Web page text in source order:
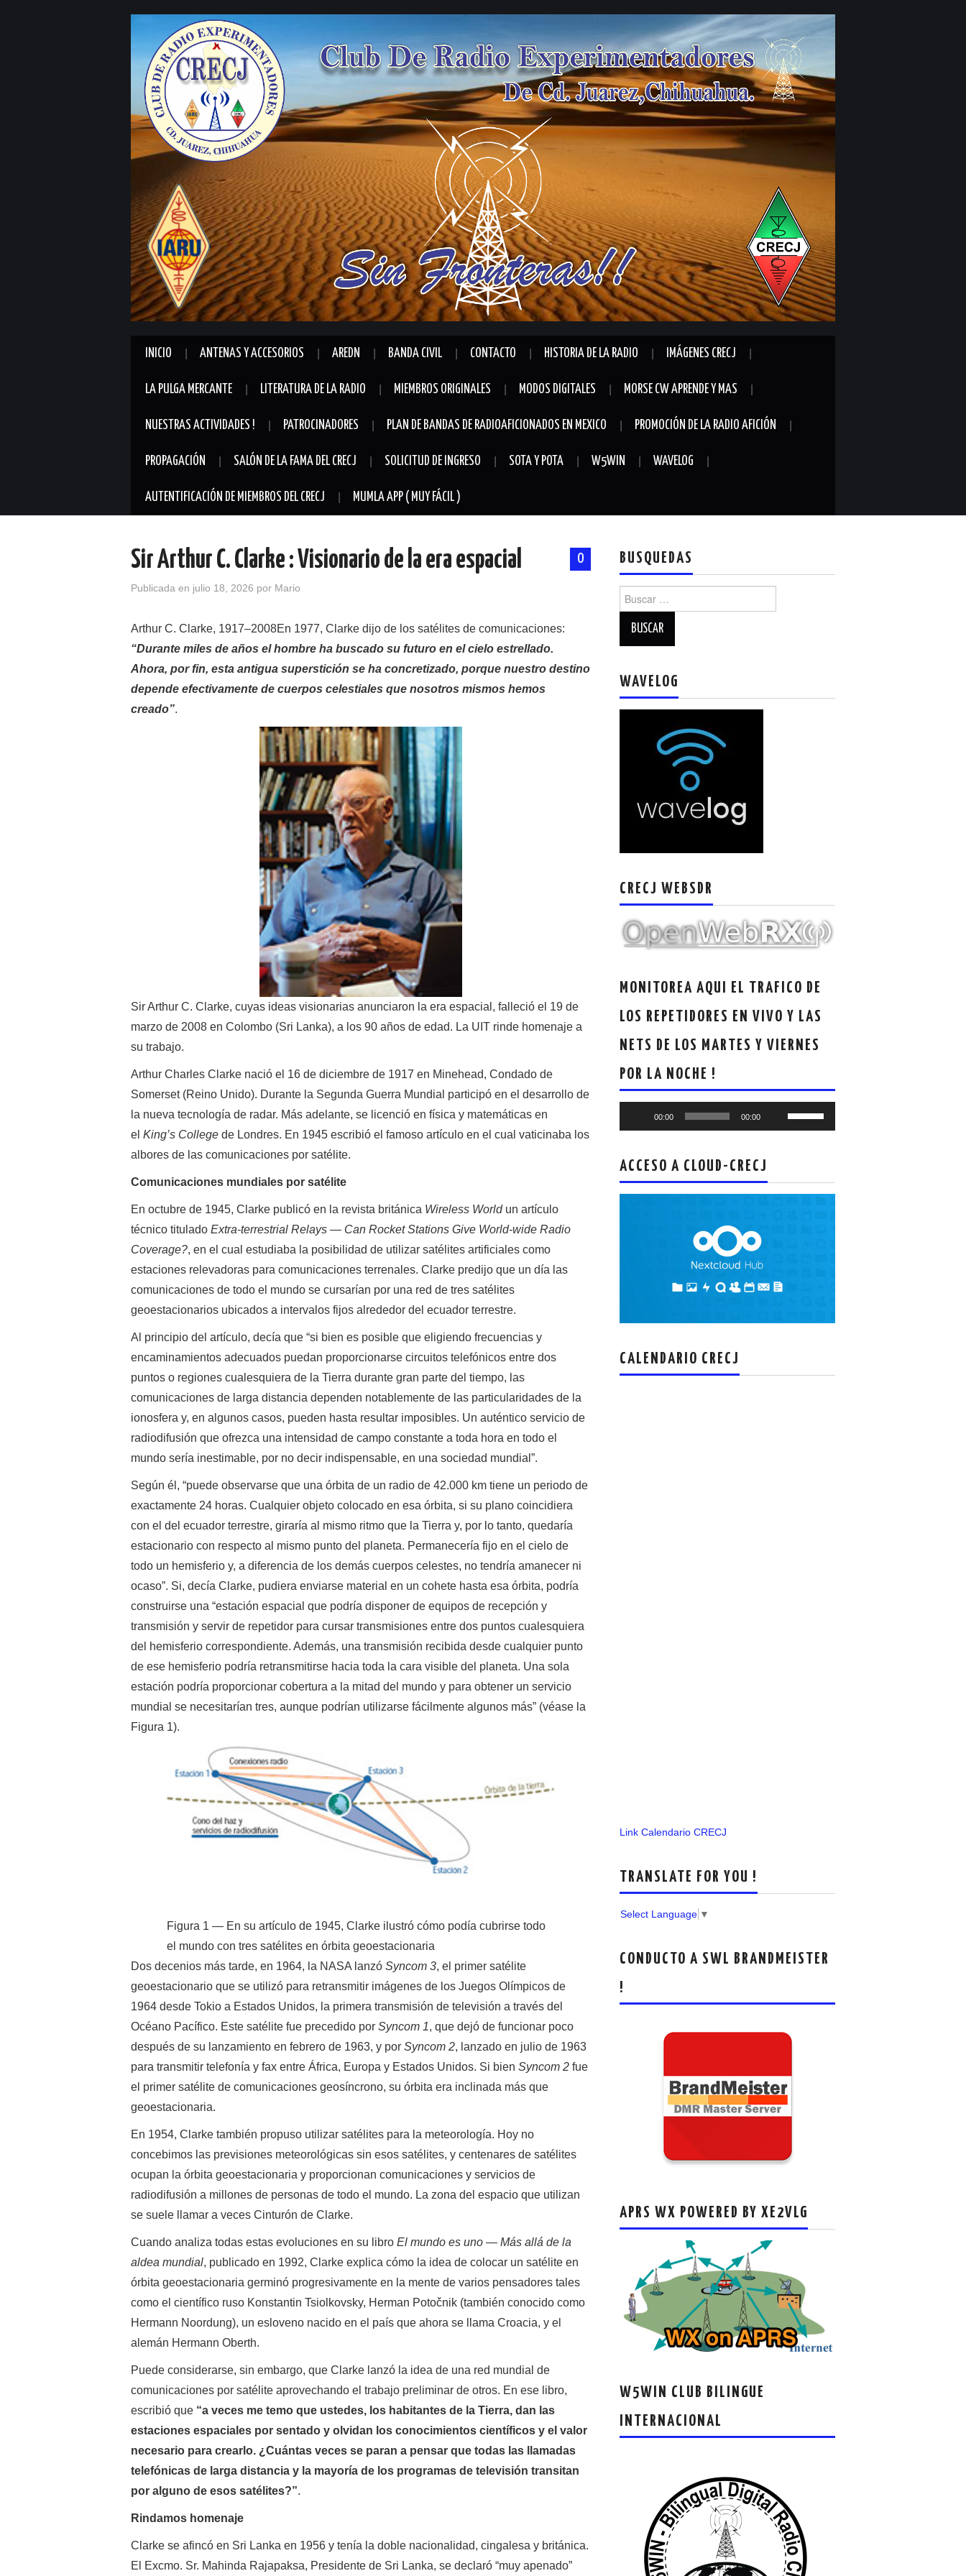
INICIO ANTENAS Y ACCESORIOS AREDN BANDA CIVIL CONTACTO HISTORIA DE LA RADIO IMÁGENES CRECJ
LA PULGA MERCANTE LITERATURA DE LA RADIO MIEMBROS ORIGINALES MODOS DIGITALES MORSE CW APRENDE Y MAS
NUESTRAS ACTIVIDADES ! PATROCINADORES PLAN DE BANDAS DE RADIOAFICIONADOS EN MEXICO PROMOCIÓN DE LA RADIO AFICIÓN
PROPAGACIÓN SALÓN DE LA FAMA DEL CRECJ SOLICITUD DE INGRESO SOTA Y POTA W5WIN WAVELOG
AUTENTIFICACIÓN DE MIEMBROS DEL CRECJ MUMLA APP ( MUY FÁCIL )
0
Sir Arthur C. Clarke : Visionario de la era espacial
Publicada en julio 18, 2026 por Mario
Arthur C. Clarke, 1917–2008En 1977, Clarke dijo de los satélites de comunicaciones:
“Durante miles de años el hombre ha buscado su futuro en el cielo estrellado.
Ahora, por fin, esta antigua superstición se ha concretizado, porque nuestro destino
depende efectivamente de cuerpos celestiales que nosotros mismos hemos
creado”.
Sir Arthur C. Clarke, cuyas ideas visionarias anunciaron la era espacial, falleció el 19 de
marzo de 2008 en Colombo (Sri Lanka), a los 90 años de edad. La UIT rinde homenaje a
su trabajo.
Arthur Charles Clarke nació el 16 de diciembre de 1917 en Minehead, Condado de
Somerset (Reino Unido). Durante la Segunda Guerra Mundial participó en el desarrollo de
la nueva tecnología de radar. Más adelante, se licenció en física y matemáticas en
el King’s College de Londres. En 1945 escribió el famoso artículo en el cual vaticinaba los
albores de las comunicaciones por satélite.
Comunicaciones mundiales por satélite
En octubre de 1945, Clarke publicó en la revista británica Wireless Worldun artículo
técnico titulado Extra-terrestrial Relays — Can Rocket Stations Give World-wide Radio
Coverage?, en el cual estudiaba la posibilidad de utilizar satélites artificiales como
estaciones relevadoras para comunicaciones terrenales. Clarke predijo que un día las
comunicaciones de todo el mundo se cursarían por una red de tres satélites
geoestacionarios ubicados a intervalos fijos alrededor del ecuador terrestre.
Al principio del artículo, decía que “si bien es posible que eligiendo frecuencias y
encaminamientos adecuados puedan proporcionarse circuitos telefónicos entre dos
puntos o regiones cualesquiera de la Tierra durante gran parte del tiempo, las
comunicaciones de larga distancia dependen notablemente de las particularidades de la
ionosfera y, en algunos casos, pueden hasta resultar imposibles. Un auténtico servicio de
radiodifusión que ofrezca una intensidad de campo constante a toda hora en todo el
mundo sería inestimable, por no decir indispensable, en una sociedad mundial”.
Según él, “puede observarse que una órbita de un radio de 42.000 km tiene un periodo de
exactamente 24 horas. Cualquier objeto colocado en esa órbita, si su plano coincidiera
con el del ecuador terrestre, giraría al mismo ritmo que la Tierra y, por lo tanto, quedaría
estacionario con respecto al mismo punto del planeta. Permanecería fijo en el cielo de
todo un hemisferio y, a diferencia de los demás cuerpos celestes, no tendría amanecer ni
ocaso”. Si, decía Clarke, pudiera enviarse material en un cohete hasta esa órbita, podría
construirse una “estación espacial que podría disponer de equipos de recepción y
transmisión y servir de repetidor para cursar transmisiones entre dos puntos cualesquiera
del hemisferio correspondiente. Además, una transmisión recibida desde cualquier punto
de ese hemisferio podría retransmitirse hacia toda la cara visible del planeta. Una sola
estación podría proporcionar cobertura a la mitad del mundo y para obtener un servicio
mundial se necesitarían tres, aunque podrían utilizarse fácilmente algunos más” (véase la
Figura 1).
Figura 1 — En su artículo de 1945, Clarke ilustró cómo podía cubrirse todo
el mundo con tres satélites en órbita geoestacionaria
Dos decenios más tarde, en 1964, la NASA lanzó Syncom 3, el primer satélite
geoestacionario que se utilizó para retransmitir imágenes de los Juegos Olímpicos de
1964 desde Tokio a Estados Unidos, la primera transmisión de televisión a través del
Océano Pacífico. Este satélite fue precedido por Syncom 1, que dejó de funcionar poco
después de su lanzamiento en febrero de 1963, y por Syncom 2, lanzado en julio de 1963
para transmitir telefonía y fax entre África, Europa y Estados Unidos. Si bien Syncom 2 fue
el primer satélite de comunicaciones geosíncrono, su órbita era inclinada más que
geoestacionaria.
En 1954, Clarke también propuso utilizar satélites para la meteorología. Hoy no
concebimos las previsiones meteorológicas sin esos satélites, y centenares de satélites
ocupan la órbita geoestacionaria y proporcionan comunicaciones y servicios de
radiodifusión a millones de personas de todo el mundo. La zona del espacio que utilizan
se suele llamar a veces Cinturón de Clarke.
Cuando analiza todas estas evoluciones en su libro El mundo es uno — Más allá de la
aldea mundial, publicado en 1992, Clarke explica cómo la idea de colocar un satélite en
órbita geoestacionaria germinó progresivamente en la mente de varios pensadores tales
como el científico ruso Konstantin Tsiolkovsky, Herman Potočnik (también conocido como
Hermann Noordung), un esloveno nacido en el país que ahora se llama Croacia, y el
alemán Hermann Oberth.
Puede considerarse, sin embargo, que Clarke lanzó la idea de una red mundial de
comunicaciones por satélite aprovechando el trabajo preliminar de otros. En ese libro,
escribió que “a veces me temo que ustedes, los habitantes de la Tierra, dan las
estaciones espaciales por sentado y olvidan los conocimientos científicos y el valor
necesario para crearlo. ¿Cuántas veces se paran a pensar que todas las llamadas
telefónicas de larga distancia y la mayoría de los programas de televisión transitan
por alguno de esos satélites?”.
Rindamos homenaje
Clarke se afincó en Sri Lanka en 1956 y tenía la doble nacionalidad, cingalesa y británica.
El Excmo. Sr. Mahinda Rajapaksa, Presidente de Sri Lanka, se declaró “muy apenado”
BUSQUEDAS
WAVELOG
CRECJ WEBSDR
MONITOREA AQUI EL TRAFICO DE
LOS REPETIDORES EN VIVO Y LAS
NETS DE LOS MARTES Y VIERNES
POR LA NOCHE !
de
00:00 00:00
las
flecha
ACCESO A CLOUD-CRECJ
CALENDARIO CRECJ
Link Calendario CRECJ
TRANSLATE FOR YOU !
Select Language ▼
CONDUCTO A SWL BRANDMEISTER
!
APRS WX POWERED BY XE2VLG
W5WIN CLUB BILINGUE
INTERNACIONAL